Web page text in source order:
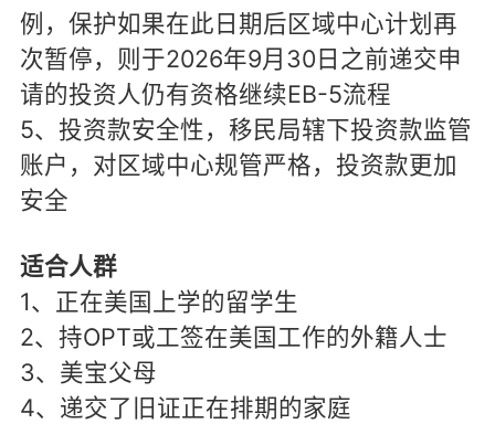
例，保护如果在此日期后区域中心计划再
次暂停，则于2026年9月30日之前递交申
请的投资人仍有资格继续EB-5流程
5、投资款安全性，移民局辖下投资款监管
账户，对区域中心规管严格，投资款更加
安全
适合人群
1、正在美国上学的留学生
2、持OPT或工签在美国工作的外籍人士
3、美宝父母
4、递交了旧证正在排期的家庭